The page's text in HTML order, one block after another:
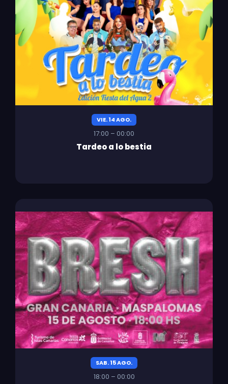
VIE. 14 AGO.
17:00 – 00:00
Tardeo a lo bestia
SAB. 15 AGO.
18:00 – 00:00